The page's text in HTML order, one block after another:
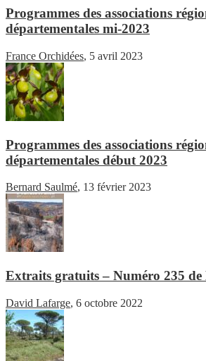
Programmes des associations
départementales mi-2023
France Orchidées, 5 avril 2023
Programmes des associations
départementales début 2023
Bernard Saulmé, 13 février 2023
Extraits gratuits – Numéro 235 de
David Lafarge, 6 octobre 2022